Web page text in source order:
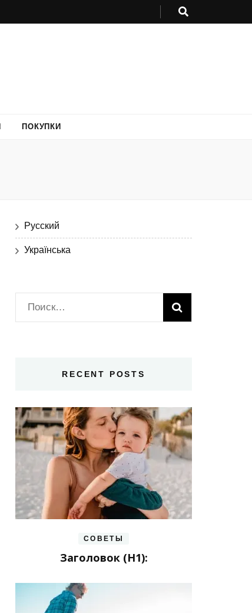
ПОКУПКИ
Русский
Українська
Найти:
RECENT POSTS
СОВЕТЫ
Заголовок (H1):